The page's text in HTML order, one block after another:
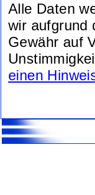
Alle Daten
wir aufgrund
Gewähr auf
einen